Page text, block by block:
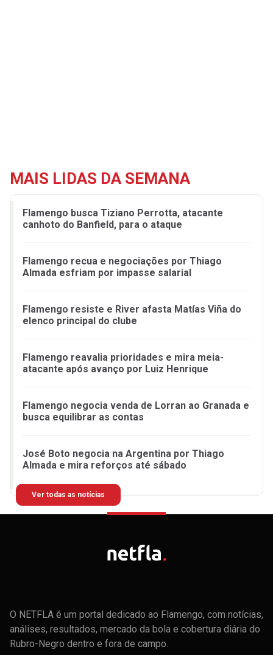
MAIS LIDAS DA SEMANA
Flamengo busca Tiziano Perrotta, atacante
canhoto do Banfield, para o ataque
Flamengo recua e negociações por Thiago
Almada esfriam por impasse salarial
Flamengo resiste e River afasta Matías Viña do
elenco principal do clube
Flamengo reavalia prioridades e mira meia-
atacante após avanço por Luiz Henrique
Flamengo negocia venda de Lorran ao Granada e
busca equilibrar as contas
José Boto negocia na Argentina por Thiago
Almada e mira reforços até sábado
Ver todas as notícias
O NETFLA é um portal dedicado ao Flamengo, com notícias,
análises, resultados, mercado da bola e cobertura diária do
Rubro-Negro dentro e fora de campo.